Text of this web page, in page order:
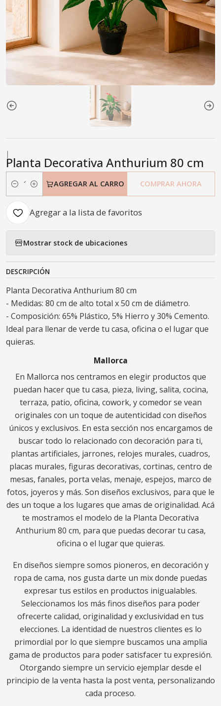
|
Planta Decorativa Anthurium 80 cm
Cantidad
AGREGAR AL CARRO COMPRAR AHORA
Agregar a la lista de favoritos
Mostrar stock de ubicaciones
DESCRIPCIÓN
Planta Decorativa Anthurium 80 cm
- Medidas: 80 cm de alto total x 50 cm de diámetro.
- Composición: 65% Plástico, 5% Hierro y 30% Cemento.
Ideal para llenar de verde tu casa, oficina o el lugar que
quieras.
Mallorca
En Mallorca nos centramos en elegir productos que
puedan hacer que tu casa, pieza, living, salita, cocina,
terraza, patio, oficina, cowork, y comedor se vean
originales con un toque de autenticidad con diseños
únicos y exclusivos. En esta sección nos encargamos de
buscar todo lo relacionado con decoración para ti,
plantas artificiales, jarrones, relojes murales, cuadros,
placas murales, figuras decorativas, cortinas, centro de
mesas, fanales, porta velas, menaje, espejos, marco de
fotos, joyeros y más. Son diseños exclusivos, para que le
des un toque a los lugares que amas de originalidad. Acá
te mostramos el modelo de la Planta Decorativa
Anthurium 80 cm, para que puedas decorar tu casa,
oficina o el lugar que quieras.
En diseños siempre somos pioneros, en decoración y
ropa de cama, nos gusta darte un mix donde puedas
expresar tus estilos en productos inigualables.
Seleccionamos los más finos diseños para poder
ofrecerte calidad, originalidad y exclusividad en tus
elecciones. La identidad de nuestros clientes es lo
primordial por lo que siempre buscamos una amplia
gama de productos para poder satisfacer tu expresión.
Otorgando siempre un servicio ejemplar desde el
principio de la venta hasta la post venta, personalizando
cada proceso.